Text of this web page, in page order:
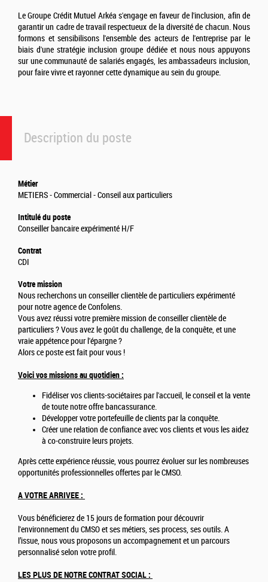
Description du poste
Métier
METIERS - Commercial - Conseil aux particuliers
Intitulé du poste
Conseiller bancaire expérimenté H/F
Contrat
CDI
Votre mission
Nous recherchons un conseiller clientèle de particuliers expérimenté
pour notre agence de Confolens.
Vous avez réussi votre première mission de conseiller clientèle de
particuliers ? Vous avez le goût du challenge, de la conquête, et une
vraie appétence pour l'épargne ?
Alors ce poste est fait pour vous !
Voici vos missions au quotidien :
Fidéliser vos clients-sociétaires par l'accueil, le conseil et la vente
de toute notre offre bancassurance.
Développer votre portefeuille de clients par la conquête.
Créer une relation de confiance avec vos clients et vous les aidez
à co-construire leurs projets.
Après cette expérience réussie, vous pourrez évoluer sur les nombreuses
opportunités professionnelles offertes par le CMSO.
A VOTRE ARRIVEE :
Vous bénéficierez de 15 jours de formation pour découvrir
l'environnement du CMSO et ses métiers, ses process, ses outils. A
l’issue, nous vous proposons un accompagnement et un parcours
personnalisé selon votre profil.
LES PLUS DE NOTRE CONTRAT SOCIAL :
Le Groupe Crédit Mutuel Arkéa s'engage en faveur de l'inclusion, afin de
garantir un cadre de travail respectueux de la diversité de chacun. Nous
formons et sensibilisons l'ensemble des acteurs de l'entreprise par le
biais d'une stratégie inclusion groupe dédiée et nous nous appuyons
sur une communauté de salariés engagés, les ambassadeurs inclusion,
pour faire vivre et rayonner cette dynamique au sein du groupe.